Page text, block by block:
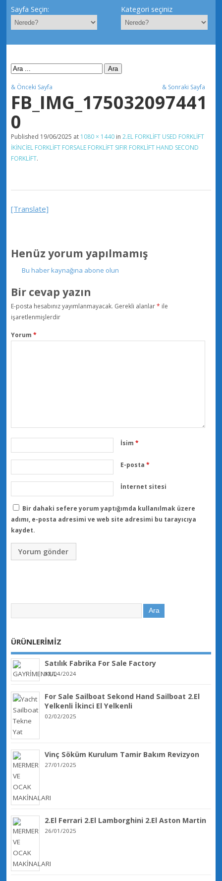
Sayfa Seçin: Kategori seçiniz
& Önceki Sayfa & Sonraki Sayfa
FB_IMG_175032097441
0
Published 19/06/2025 at 1080 × 1440in 2.EL FORKLİFT USED FORKLİFT
İKİNCİEL FORKLİFT FORSALE FORKLİFT SIFIR FORKLİFT HAND SECOND
FORKLİFT.
[Translate]
Henüz yorum yapılmamış
Bu haber kaynağına abone olun
Bir cevap yazın
E-posta hesabınız yayımlanmayacak. Gerekli alanlar* ile
işaretlenmişlerdir
Yorum *
İsim *
E-posta *
İnternet sitesi
Bir dahaki sefere yorum yaptığımda kullanılmak üzere
adımı, e-posta adresimi ve web site adresimi bu tarayıcıya
kaydet.
ÜRÜNLERİMİZ
Satılık Fabrika For Sale Factory
18/04/2024
For Sale Sailboat Sekond Hand Sailboat 2.El
Yelkenli İkinci El Yelkenli
02/02/2025
Vinç Söküm Kurulum Tamir Bakım Revizyon
27/01/2025
2.El Ferrari 2.El Lamborghini 2.El Aston Martin
26/01/2025